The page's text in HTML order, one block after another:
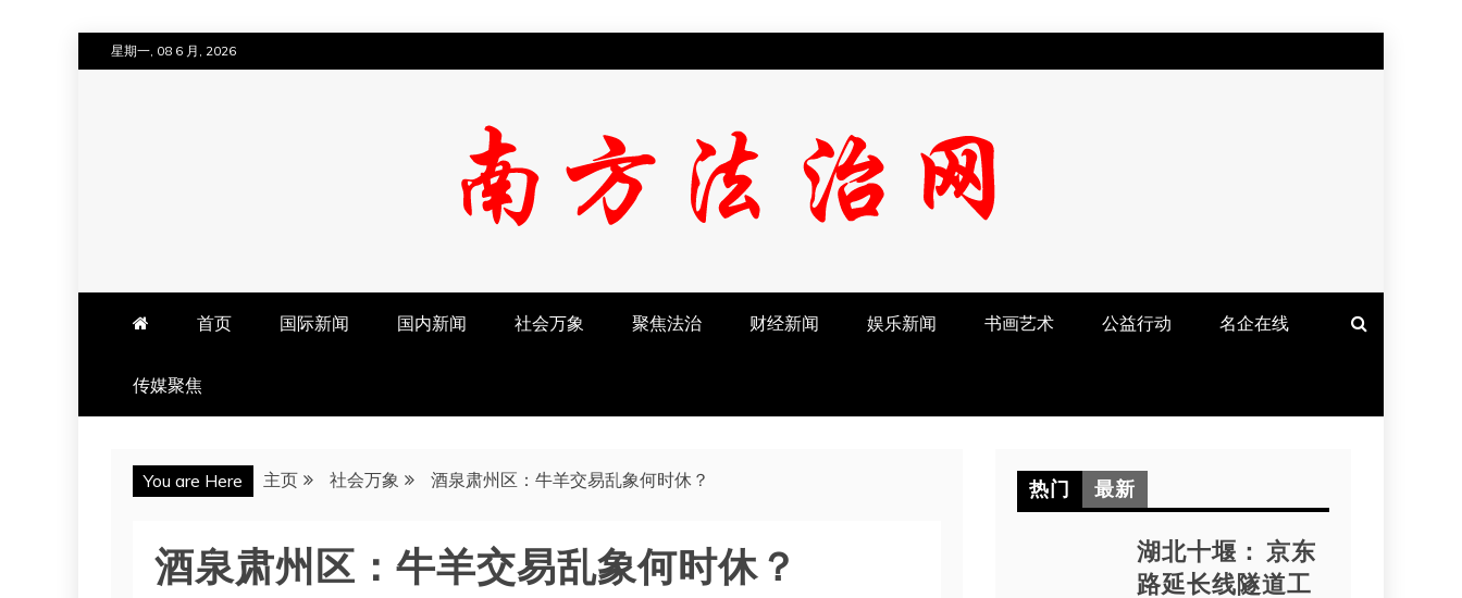
至
星期一, 08 6 月, 2026
首页 国际新闻 国内新闻 社会万象 聚焦法治 财经新闻 娱乐新闻 书画艺术 公益行动 名企在线
传媒聚焦
You are Here 主页 社会万象 酒泉肃州区：牛羊交易乱象何时休？
酒泉肃州区：牛羊交易乱象何时休？
热门 最新
湖北十堰： 京东
路延长线隧道工